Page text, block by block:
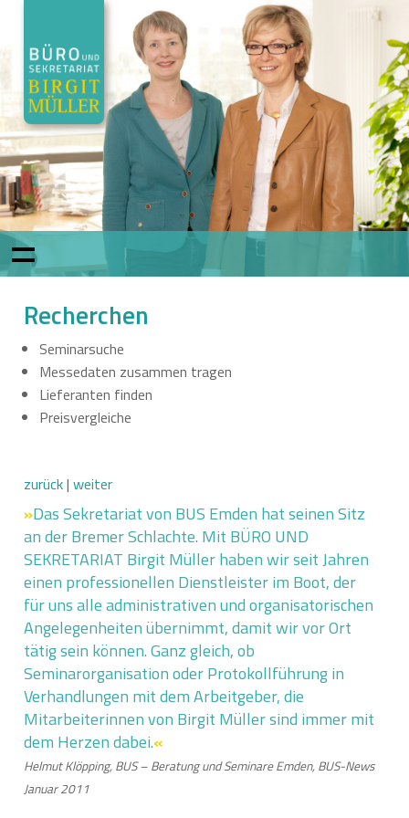
Recherchen
Seminarsuche
Messedaten zusammen tragen
Lieferanten finden
Preisvergleiche
zurück| weiter
»Das Sekretariat von BUS Emden hat seinen Sitz
an der Bremer Schlachte. Mit BÜRO UND
SEKRETARIAT Birgit Müller haben wir seit Jahren
einen professionellen Dienstleister im Boot, der
für uns alle administrativen und organisatorischen
Angelegenheiten übernimmt, damit wir vor Ort
tätig sein können. Ganz gleich, ob
Seminarorganisation oder Protokollführung in
Verhandlungen mit dem Arbeitgeber, die
Mitarbeiterinnen von Birgit Müller sind immer mit
dem Herzen dabei.«
Helmut Klöpping, BUS – Beratung und Seminare Emden, BUS-News
Januar 2011